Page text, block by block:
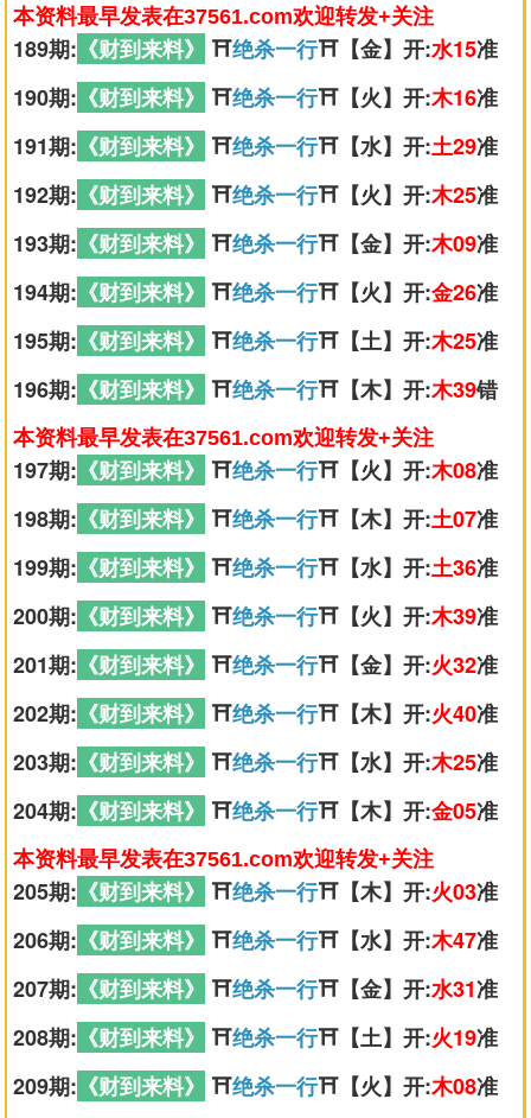
本资料最早发表在37561.com欢迎转发+关注
189期: 《财到来料》 ⛩️绝杀一行⛩️【金】开:水15准
190期: 《财到来料》 ⛩️绝杀一行⛩️【火】开:木16准
191期: 《财到来料》 ⛩️绝杀一行⛩️【水】开:土29准
192期: 《财到来料》 ⛩️绝杀一行⛩️【火】开:木25准
193期: 《财到来料》 ⛩️绝杀一行⛩️【金】开:木09准
194期: 《财到来料》 ⛩️绝杀一行⛩️【火】开:金26准
195期: 《财到来料》 ⛩️绝杀一行⛩️【土】开:木25准
196期: 《财到来料》 ⛩️绝杀一行⛩️【木】开:木39错
本资料最早发表在37561.com欢迎转发+关注
197期: 《财到来料》 ⛩️绝杀一行⛩️【火】开:木08准
198期: 《财到来料》 ⛩️绝杀一行⛩️【木】开:土07准
199期: 《财到来料》 ⛩️绝杀一行⛩️【水】开:土36准
200期: 《财到来料》 ⛩️绝杀一行⛩️【火】开:木39准
201期: 《财到来料》 ⛩️绝杀一行⛩️【金】开:火32准
202期: 《财到来料》 ⛩️绝杀一行⛩️【木】开:火40准
203期: 《财到来料》 ⛩️绝杀一行⛩️【水】开:木25准
204期: 《财到来料》 ⛩️绝杀一行⛩️【木】开:金05准
本资料最早发表在37561.com欢迎转发+关注
205期: 《财到来料》 ⛩️绝杀一行⛩️【木】开:火03准
206期: 《财到来料》 ⛩️绝杀一行⛩️【水】开:木47准
207期: 《财到来料》 ⛩️绝杀一行⛩️【金】开:水31准
208期: 《财到来料》 ⛩️绝杀一行⛩️【土】开:火19准
209期: 《财到来料》 ⛩️绝杀一行⛩️【火】开:木08准